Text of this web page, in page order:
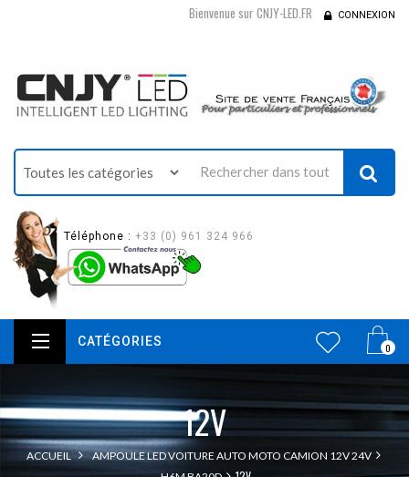
Bienvenue sur CNJY-LED.FR CONNEXION
Téléphone : +33 (0) 961 324 966
0
CATÉGORIES
12V
ACCUEIL
AMPOULE LED VOITURE AUTO MOTO CAMION 12V 24V